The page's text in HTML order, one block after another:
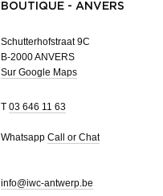
BOUTIQUE - ANVERS
Schutterhofstraat 9C
B-2000 ANVERS
Sur Google Maps
T 03 646 11 63
Whatsapp Call or Chat
info@iwc-antwerp.be